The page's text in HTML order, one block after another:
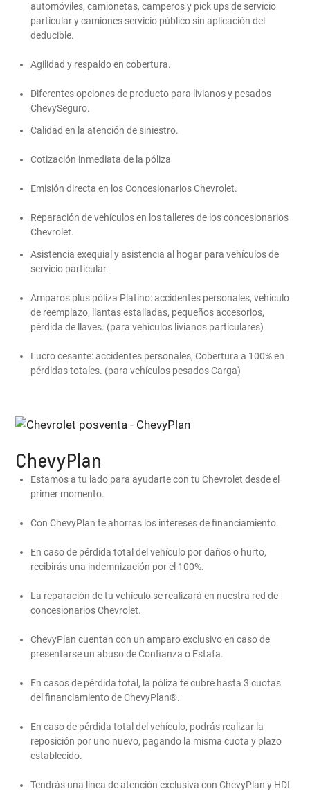
automóviles, camionetas, camperos y pick ups de servicio
particular y camiones servicio público sin aplicación del
deducible.
Agilidad y respaldo en cobertura.
Diferentes opciones de producto para livianos y pesados
ChevySeguro.
Calidad en la atención de siniestro.
Cotización inmediata de la póliza
Emisión directa en los Concesionarios Chevrolet.
Reparación de vehículos en los talleres de los concesionarios
Chevrolet.
Asistencia exequial y asistencia al hogar para vehículos de
servicio particular.
Amparos plus póliza Platino: accidentes personales, vehículo
de reemplazo, llantas estalladas, pequeños accesorios,
pérdida de llaves. (para vehículos livianos particulares)
Lucro cesante: accidentes personales, Cobertura a 100% en
pérdidas totales. (para vehículos pesados Carga)
ChevyPlan
Estamos a tu lado para ayudarte con tu Chevrolet desde el
primer momento.
Con ChevyPlan te ahorras los intereses de financiamiento.
En caso de pérdida total del vehículo por daños o hurto,
recibirás una indemnización por el 100%.
La reparación de tu vehículo se realizará en nuestra red de
concesionarios Chevrolet.
ChevyPlan cuentan con un amparo exclusivo en caso de
presentarse un abuso de Confianza o Estafa.
En casos de pérdida total, la póliza te cubre hasta 3 cuotas
del financiamiento de ChevyPlan®.
En caso de pérdida total del vehículo, podrás realizar la
reposición por uno nuevo, pagando la misma cuota y plazo
establecido.
Tendrás una línea de atención exclusiva con ChevyPlan y HDI.